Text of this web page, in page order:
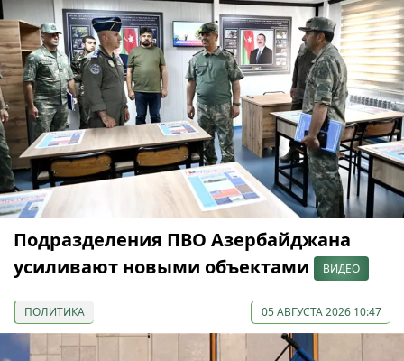
Подразделения ПВО Азербайджана
усиливают новыми объектами
ВИДЕО
ПОЛИТИКА 05 АВГУСТА 2026 10:47